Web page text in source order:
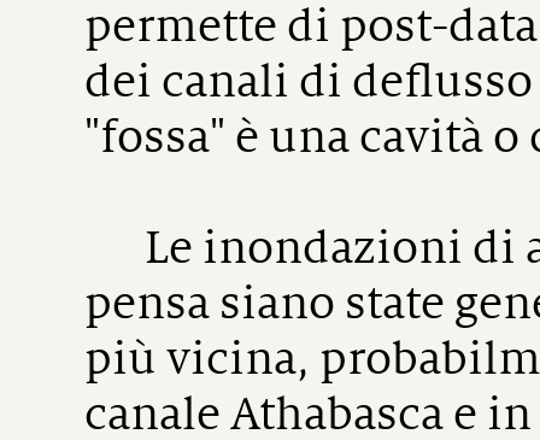
permette di post-
dei canali di
"fossa" è una cavità
Le inondazioni di
pensa siano state
più vicina,
canale Athabasca e